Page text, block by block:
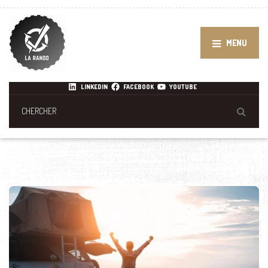
MENU
LINKEDIN FACEBOOK YOUTUBE